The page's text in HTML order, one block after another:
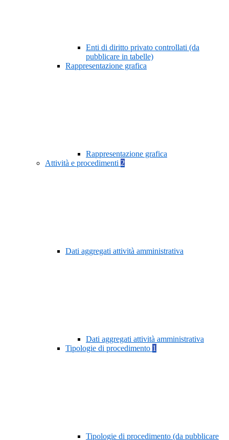
Enti di diritto privato controllati (da
pubblicare in tabelle)
Rappresentazione grafica
Rappresentazione grafica
Attività e procedimenti 2
Dati aggregati attività amministrativa
Dati aggregati attività amministrativa
Tipologie di procedimento 1
Tipologie di procedimento (da pubblicare